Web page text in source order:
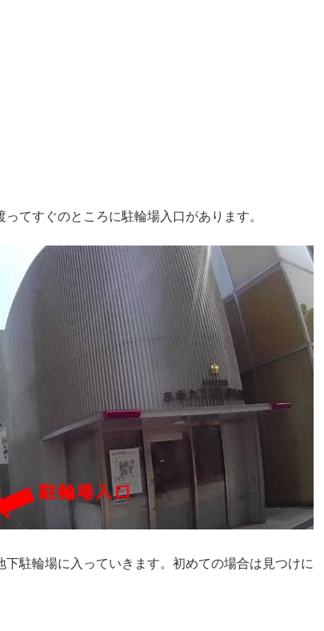
ってすぐのところに駐輪場入口があります。
駐輪場に入っていきます。初めての場合は見つけに